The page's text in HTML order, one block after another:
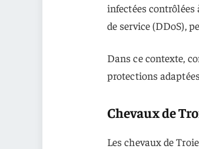
infectées contrôlées
de service (DDoS),
Dans ce contexte,
protections
Chevaux de
Les chevaux de